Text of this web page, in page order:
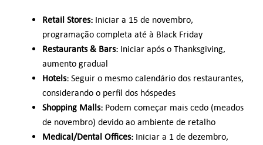
Retail Stores:Iniciar a 15 de novembro,
programação completa até à Black Friday
Restaurants & Bars:Iniciar após o Thanksgiving,
aumento gradual
Hotels:Seguir o mesmo calendário dos restaurantes,
considerando o perfil dos hóspedes
Shopping Malls:Podem começar mais cedo (meados
de novembro) devido ao ambiente de retalho
Medical/Dental Offices:Iniciar a 1 de dezembro,